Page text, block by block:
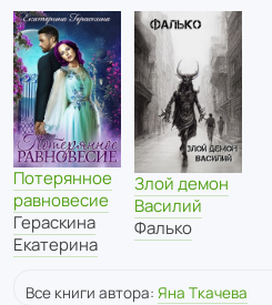
Потерянное
равновесие
Гераскина
Екатерина
Злой демон
Василий
Фалько
Все книги автора: Яна Ткачева